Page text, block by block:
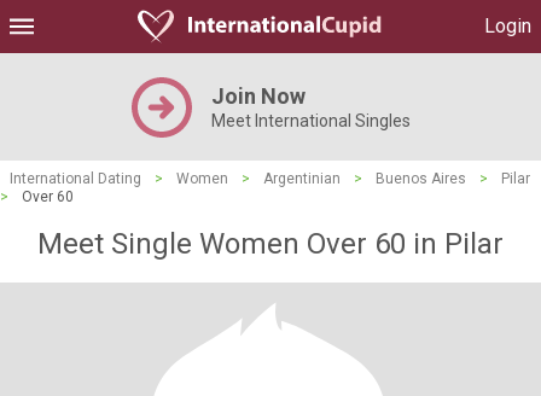
Login
Join Now
Meet International Singles
International Dating > Women > Argentinian > Buenos Aires >
Pilar
>
Over 60
Meet Single Women Over 60 in Pilar